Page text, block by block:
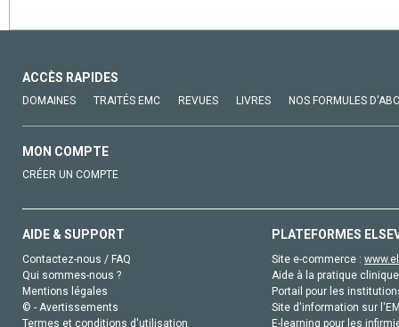
ACCÈS RAPIDES
DOMAINES TRAITÉS EMC REVUES LIVRES NOS FORMULES
MON COMPTE
CRÉER UN COMPTE
AIDE & SUPPORT
Contactez-nous / FAQ
Qui sommes-nous ?
Mentions légales
© - Avertissements
Termes et conditions d'utilisation
PLATEFORMES
Site e-commerce :
Aide à la pratique
Portail pour les
Site d'information sur
E-learning pour les